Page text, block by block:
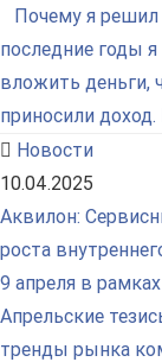
Почему я решил
последние годы
вложить деньги,
приносили
Новости
10.04.2025
Аквилон:
роста
9 апреля в
Апрельские
тренды рынка